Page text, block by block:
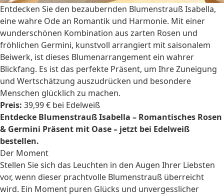
Entdecken Sie den bezaubernden Blumenstrauß Isabella,
eine wahre Ode an Romantik und Harmonie. Mit einer
wunderschönen Kombination aus zarten Rosen und
fröhlichen Germini, kunstvoll arrangiert mit saisonalem
Beiwerk, ist dieses Blumenarrangement ein wahrer
Blickfang. Es ist das perfekte Präsent, um Ihre Zuneigung
und Wertschätzung auszudrücken und besondere
Menschen glücklich zu machen.
Preis: 39,99 € bei Edelweiß
Entdecke Blumenstrauß Isabella – Romantisches Rosen
& Germini Präsent mit Oase – jetzt bei Edelweiß
bestellen.
Der Moment
Stellen Sie sich das Leuchten in den Augen Ihrer Liebsten
vor, wenn dieser prachtvolle Blumenstrauß überreicht
wird. Ein Moment puren Glücks und unvergesslicher